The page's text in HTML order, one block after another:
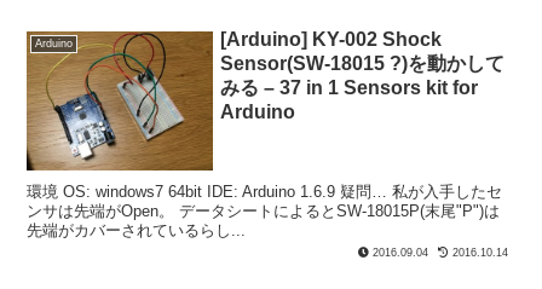
Arduino
[Arduino] KY-002 Shock
Sensor(SW-18015 ?)を動かして
みる – 37 in 1 Sensors kit for
Arduino
環境 OS: windows7 64bit IDE: Arduino 1.6.9 疑問… 私が入手したセ
ンサは先端がOpen。 データシートによるとSW-18015P(末尾"P")は
先端がカバーされているらし...
2016.09.04 2016.10.14